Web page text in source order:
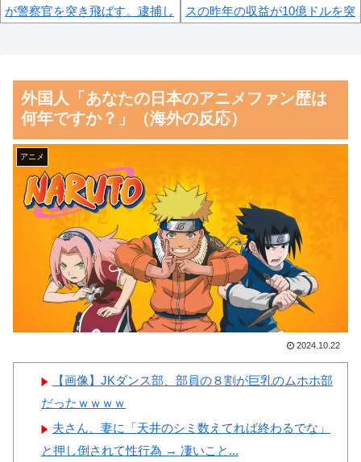
が警察官を突き飛ばす。逮捕し
と山田さん』、大物漫画家たち
から絶賛されるwwww
【朗報】齋藤飛鳥、前屈みで
完全に見えてる動画が拡散され
てしまう…
磁気嵐、地球由来のイオンが
主導…JAXAの衛星「あらせ」
が観測！
舌を絡ませて、唾液交換して
── ちゅっちゅしながらの濃厚
ーワンだ」 熊本地震直後の日
本の対応のスピードに世界が衝
【画像】顔100点、体30点の
女ｗｗｗ
スの昨年の収益が10億ドルを突
海外「彼らこそ真のヒーロー
だ！」手術中に大地震が起きた
熊本総合病院の映像を見た海外
の反応
の土木技術の完全勝利をご覧く
ださい」→「これはすごいわ」
「こういうのを見ると日本人は
何か適当に作る感じがしな
い・・・」「あれがまさに経験
値である」
韓国人「この夏、韓国人が東
ら…」→「快適そうでめちゃく
韓国の反応
韓国人「韓国に10年間の出場
外国人「あなたの日本のアニメファン歴は
何年ですか？」（海外の反応）
アニメ
2024.10.22
【画像】JKダンス部、部員の８割が巨乳のムホホ部
だったｗｗｗｗ
夫さん、妻に「天井のシミ数えてれば終わるでな」
と押し倒されて性行為 → 凄いこと...